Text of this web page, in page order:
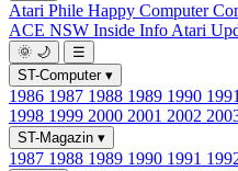
Atari Phile Happy Computer
ACE NSW Inside Info Atari
🌞 🌙
☰
ST-Computer ▾
1986 1987 1988 1989 1990 1991
1998 1999 2000 2001 2002
ST-Magazin ▾
1987 1988 1989 1990 1991